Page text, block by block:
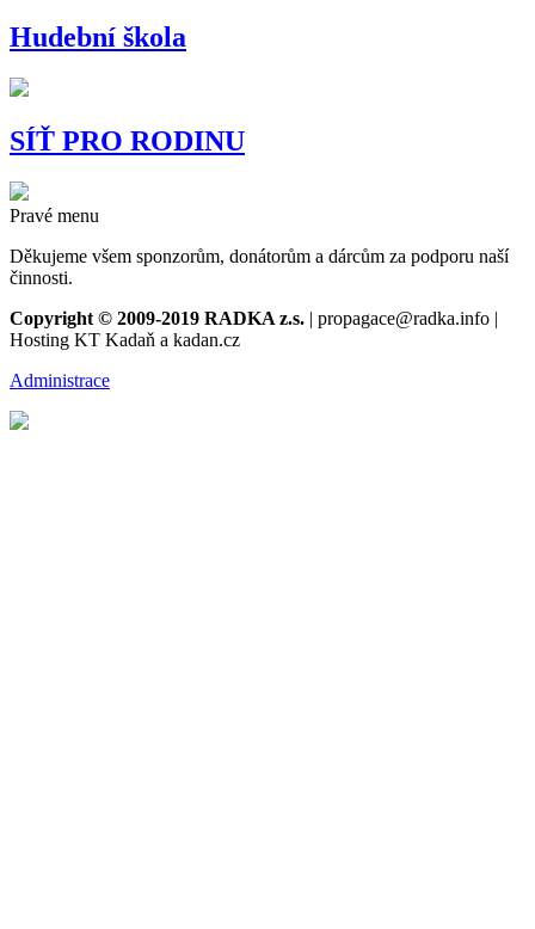
Hudební škola
SÍŤ PRO RODINU
Pravé menu
Děkujeme všem sponzorům, donátorům a dárcům za podporu naší
činnosti.
Copyright © 2009-2019 RADKA z.s. | propagace@radka.info |
Hosting KT Kadaň a kadan.cz
Administrace